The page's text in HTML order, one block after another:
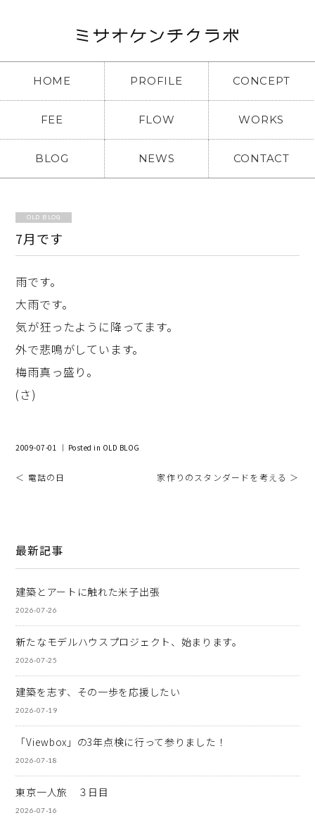
HOME PROFILE CONCEPT
FEE FLOW WORKS
BLOG NEWS CONTACT
OLD BLOG
7月です
雨です。
大雨です。
気が狂ったように降ってます。
外で悲鳴がしています。
梅雨真っ盛り。
(さ)
2009-07-01 ｜ Posted in OLD BLOG
＜ 電話の日 家作りのスタンダードを考える ＞
最新記事
建築とアートに触れた米子出張
2026-07-26
新たなモデルハウスプロジェクト、始まります。
2026-07-25
建築を志す、その一歩を応援したい
2026-07-19
「Viewbox」の3年点検に行って参りました！
2026-07-18
東京一人旅 ３日目
2026-07-16